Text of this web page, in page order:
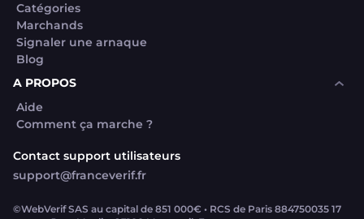
Catégories
Marchands
Signaler une arnaque
Blog
A PROPOS
Aide
Comment ça marche ?
Contact support utilisateurs
support@franceverif.fr
©WebVerif SAS au capital de 851 000€ • RCS de Paris 884750035 17